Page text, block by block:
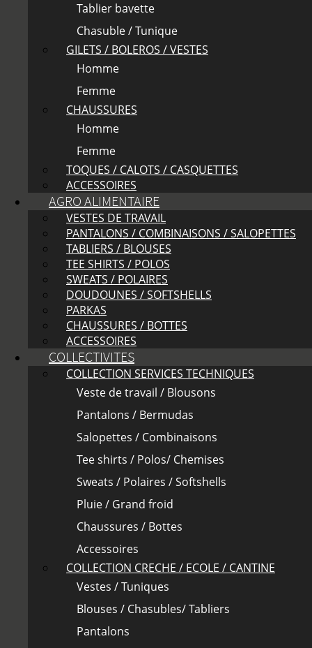
Tablier bavette
Chasuble / Tunique
GILETS / BOLEROS / VESTES
Homme
Femme
CHAUSSURES
Homme
Femme
TOQUES / CALOTS / CASQUETTES
ACCESSOIRES
AGRO ALIMENTAIRE
VESTES DE TRAVAIL
PANTALONS / COMBINAISONS / SALOPETTES
TABLIERS / BLOUSES
TEE SHIRTS / POLOS
SWEATS / POLAIRES
DOUDOUNES / SOFTSHELLS
PARKAS
CHAUSSURES / BOTTES
ACCESSOIRES
COLLECTIVITES
COLLECTION SERVICES TECHNIQUES
Veste de travail / Blousons
Pantalons / Bermudas
Salopettes / Combinaisons
Tee shirts / Polos/ Chemises
Sweats / Polaires / Softshells
Pluie / Grand froid
Chaussures / Bottes
Accessoires
COLLECTION CRECHE / ECOLE / CANTINE
Vestes / Tuniques
Blouses / Chasubles/ Tabliers
Pantalons